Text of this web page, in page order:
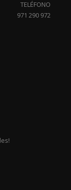
TELÉFONO
971 290 972